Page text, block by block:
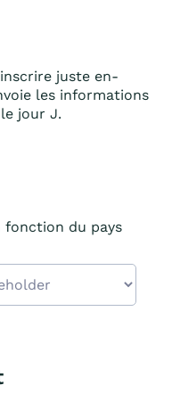
juste en-
les informations
jour J.
fonction du pays